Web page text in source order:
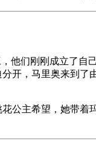
他们刚刚成立了
，马里奥来到了
主希望，她带着